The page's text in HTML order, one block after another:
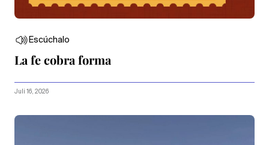
Escúchalo
La fe cobra forma
Juli 16, 2026